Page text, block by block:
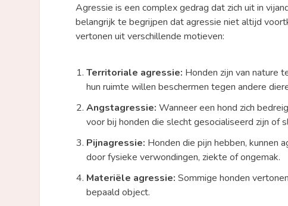
Agressie is een complex gedrag dat zich uit in
belangrijk te begrijpen dat agressie niet altijd
vertonen uit verschillende motieven:
Territoriale agressie: Honden zijn van nature
hun ruimte willen beschermen tegen andere
Angstagressie: Wanneer een hond zich
voor bij honden die slecht gesocialiseerd zijn of
Pijnagressie: Honden die pijn hebben, kunnen
door fysieke verwondingen, ziekte of ongemak.
Materiële agressie: Sommige honden
bepaald object.